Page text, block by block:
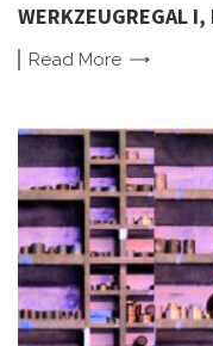
WERKZEUGREGAL
Read More